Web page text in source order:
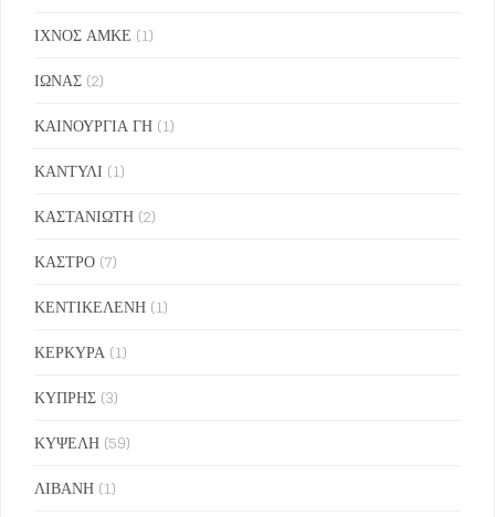
ΙΧΝΟΣ ΑΜΚΕ (1)
ΙΩΝΑΣ (2)
ΚΑΙΝΟΥΡΓΙΑ ΓΗ (1)
ΚΑΝΤΥΛΙ (1)
ΚΑΣΤΑΝΙΩΤΗ (2)
ΚΑΣΤΡΟ (7)
ΚΕΝΤΙΚΕΛΕΝΗ (1)
ΚΕΡΚΥΡΑ (1)
ΚΥΠΡΗΣ (3)
ΚΥΨΕΛΗ (59)
ΛΙΒΑΝΗ (1)